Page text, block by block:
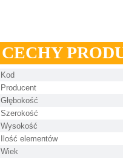
CECHY
Kod
Producent
Głębokość
Szerokość
Wysokość
Ilość elementów
Wiek